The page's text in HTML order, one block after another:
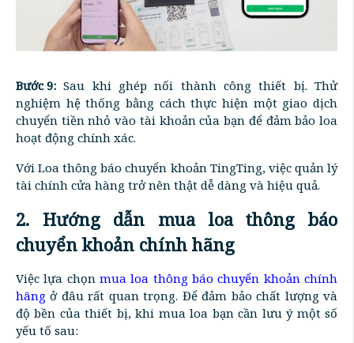
Bước 9: Sau khi ghép nối thành công thiết bị. Thử
nghiệm hệ thống bằng cách thực hiện một giao dịch
chuyển tiền nhỏ vào tài khoản của bạn để đảm bảo loa
hoạt động chính xác.
Với Loa thông báo chuyển khoản TingTing, việc quản lý
tài chính cửa hàng trở nên thật dễ dàng và hiệu quả.
2. Hướng dẫn mua loa thông báo
chuyển khoản chính hãng
Việc lựa chọn mua loa thông báo chuyển khoản chính
hãng ở đâu rất quan trọng. Để đảm bảo chất lượng và
độ bền của thiết bị, khi mua loa bạn cần lưu ý một số
yếu tố sau: